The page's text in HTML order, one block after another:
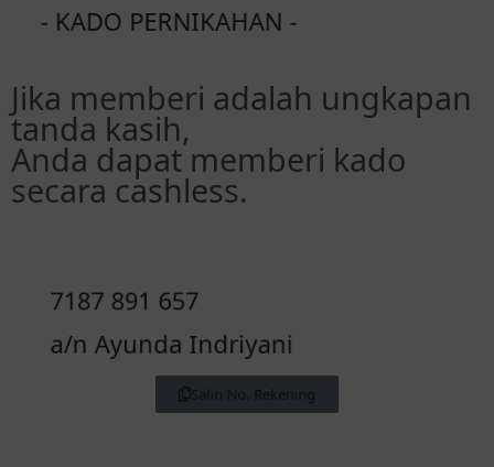
- KADO PERNIKAHAN -
tanda kasih,
Anda dapat memberi kado
secara cashless.
7187 891 657
a/n Ayunda Indriyani
Salin No. Rekening